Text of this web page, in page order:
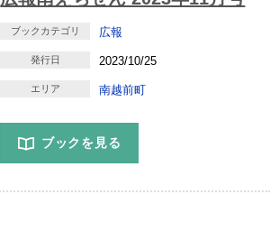
ブックカテゴリ 広報
発行日 2023/10/25
エリア 南越前町
ブックを見る